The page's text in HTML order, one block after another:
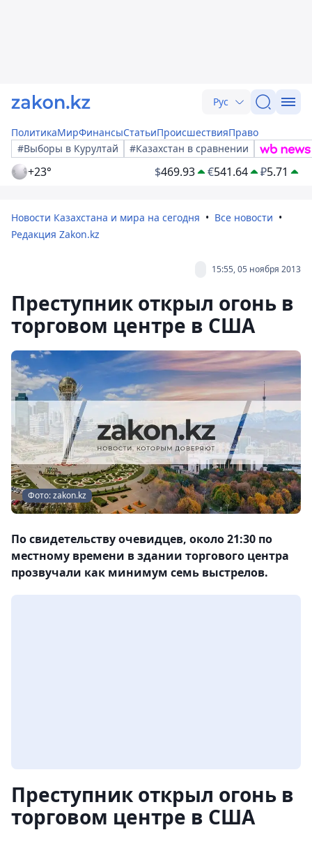
Рус
ПолитикаМирФинансыСтатьиПроисшествияПраво
#Выборы в Курултай
#Казахстан в сравнении
+23° $469.93 €541.64 ₽5.71
Новости Казахстана и мира на сегодня
Все новости
Редакция Zakon.kz
15:55, 05 ноября 2013
Преступник открыл огонь в
торговом центре в США
Фото: zakon.kz
По свидетельству очевидцев, около 21:30 по
местному времени в здании торгового центра
прозвучали как минимум семь выстрелов.
Преступник открыл огонь в
торговом центре в США